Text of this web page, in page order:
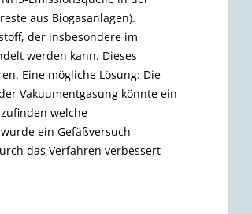
aus Biogasanlagen).
der insbesondere im
werden kann. Dieses
Eine mögliche Lösung: Die
Vakuumentgasung könnte ein
welche
ein Gefäßversuch
das Verfahren verbessert